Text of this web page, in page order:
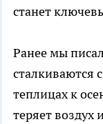
станет
Ранее мы
сталкиваются
теплицах к
теряет воздух